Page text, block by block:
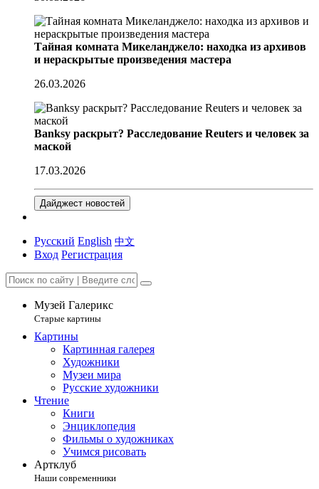
Тайная комната Микеланджело: находка из архивов
и нераскрытые произведения мастера
26.03.2026
Banksy раскрыт? Расследование Reuters и человек за
маской
17.03.2026
Дайджест новостей
Русский English 中文
Вход Регистрация
Музей Галерикс
Старые картины
Картины
Картинная галерея
Художники
Музеи мира
Русские художники
Чтение
Книги
Энциклопедия
Фильмы о художниках
Учимся рисовать
Артклуб
Наши современники